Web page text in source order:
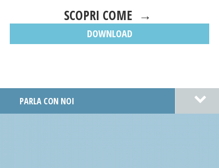
SCOPRI COME →
DOWNLOAD
PARLA CON NOI